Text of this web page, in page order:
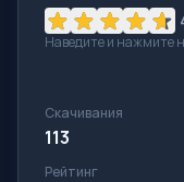
Наведите и нажмите
Скачивания
113
Рейтинг